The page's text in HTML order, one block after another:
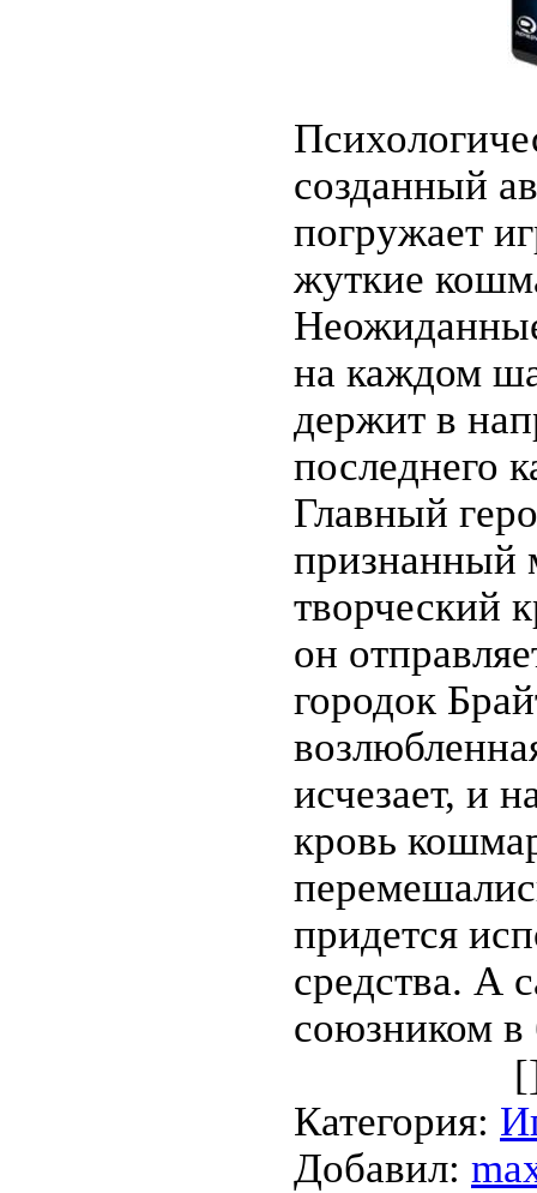
созданный
погружает
жуткие
на каждом
держит в
последнего
Главный
признанный
творческий
он
городок
исчезает, и
кровь
придется
средства. А
союзником в
Категория:
Добавил: